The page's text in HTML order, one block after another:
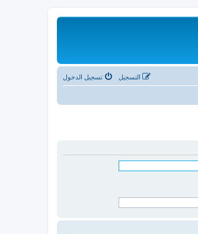
تسجيل الدخول التسجيل